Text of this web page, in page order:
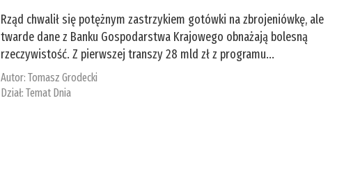
Rząd chwalił się potężnym zastrzykiem gotówki na zbrojeniówkę, ale
twarde dane z Banku Gospodarstwa Krajowego obnażają bolesną
rzeczywistość. Z pierwszej transzy 28 mld zł z programu...
Autor:Tomasz Grodecki
Dział:Temat Dnia